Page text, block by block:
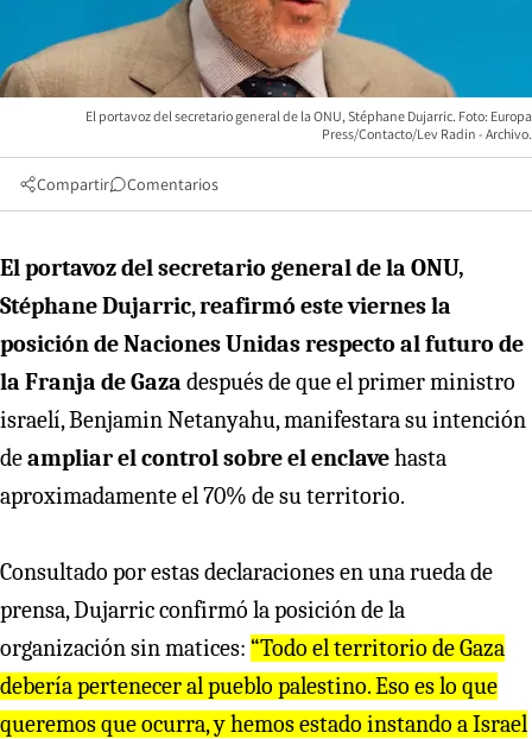
El portavoz del secretario general de la ONU, Stéphane Dujarric. Foto: Europa
Press/Contacto/Lev Radin - Archivo.
Compartir Comentarios
El portavoz del secretario general de la ONU,
Stéphane Dujarric,reafirmó este viernes la
posición de Naciones Unidas respecto al futuro de
la Franja de Gaza después de que el primer ministro
israelí, Benjamin Netanyahu, manifestara su intención
deampliar el control sobre el enclavehasta
aproximadamente el 70% de su territorio.
Consultado por estas declaraciones en una rueda de
prensa, Dujarric confirmó la posición de la
organización sin matices: “Todo el territorio de Gaza
debería pertenecer al pueblo palestino. Eso es lo que
queremos que ocurra, y hemos estado instando a Israel